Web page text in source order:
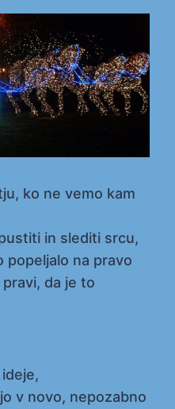
ko ne vemo kam
in slediti srcu,
popeljalo na pravo
da je to
v novo, nepozabno